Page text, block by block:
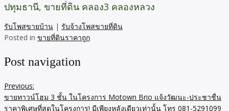
ปทุมธานี, ขายที่ดิน คลอง3 คลองหลวง
รับโพสขายบ้าน | รับจ้างโพสขายที่ดิน
Posted in ขายที่ดินราคาถูก
Post navigation
Previous:
ขายทาวน์โฮม 3 ชั้น ในโครงการ Motown Brio แจ้งวัฒนะ-ประชาชื่น
ราคาพิเศษที่สุดในโครงการ! มีเพียงหลังเดียวเท่านั้น โทร 081-5291099